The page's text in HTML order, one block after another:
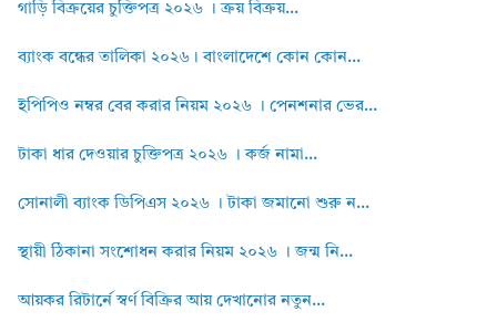
গাড়ি বিক্রয়ের চুক্তিপত্র ২০২৬ । ক্রয় বিক্রয়...
ব্যাংক বন্ধের তালিকা ২০২৬। বাংলাদেশে কোন কোন...
ইপিপিও নম্বর বের করার নিয়ম ২০২৬ । পেনশনার ভের...
টাকা ধার দেওয়ার চুক্তিপত্র ২০২৬ । কর্জ নামা...
সোনালী ব্যাংক ডিপিএস ২০২৬ । টাকা জমানো শুরু ন...
স্থায়ী ঠিকানা সংশোধন করার নিয়ম ২০২৬ । জন্ম নি...
আয়কর রিটার্নে স্বর্ণ বিক্রির আয় দেখানোর নতুন...